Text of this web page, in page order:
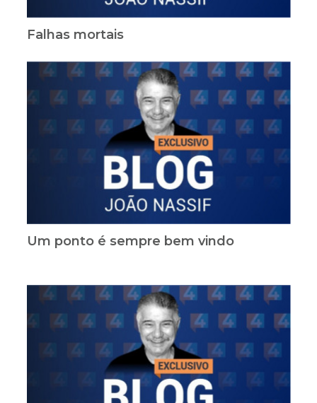
Falhas mortais
Um ponto é sempre bem vindo